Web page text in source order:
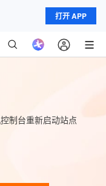
打开 APP
制台重新启动站点